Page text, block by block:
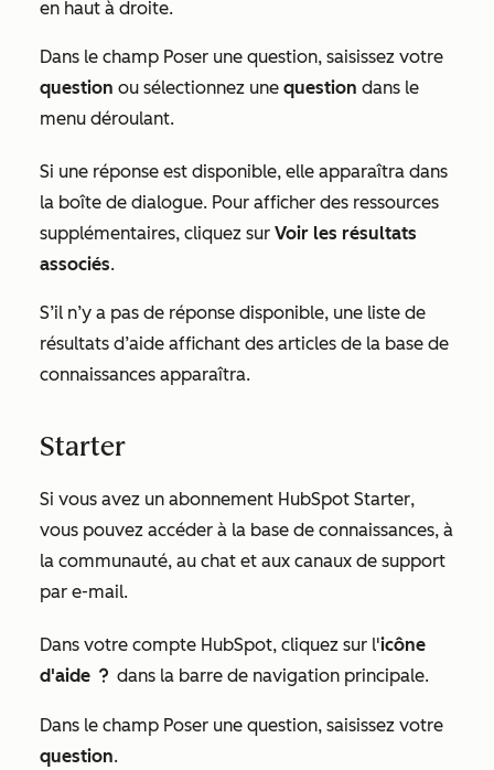
en haut à droite.
Dans le champ Poser une question, saisissez votre
question ou sélectionnez une question dans le
menu déroulant.
Si une réponse est disponible, elle apparaîtra dans
la boîte de dialogue. Pour afficher des ressources
supplémentaires, cliquez sur Voir les résultats
associés.
S’il n’y a pas de réponse disponible, une liste de
résultats d’aide affichant des articles de la base de
connaissances apparaîtra.
Starter
Si vous avez un abonnement HubSpot Starter,
vous pouvez accéder à la base de connaissances, à
la communauté, au chat et aux canaux de support
par e-mail.
Dans votre compte HubSpot, cliquez sur l'icône
d'aide question dans la barre de navigation principale.
Dans le champ Poser une question, saisissez votre
question.